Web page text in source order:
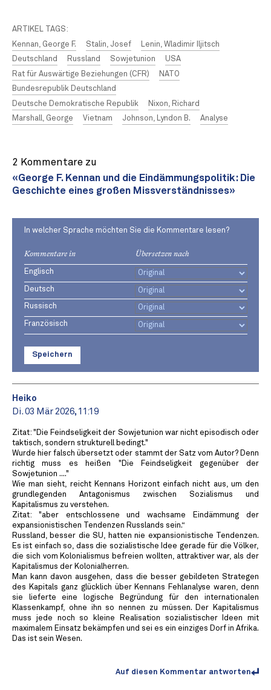
ARTIKEL TAGS:
Kennan, George F.
Stalin, Josef
Lenin, Wladimir Iljitsch
Deutschland
Russland Sowjetunion
USA
Rat für Auswärtige Beziehungen (CFR)
NATO
Bundesrepublik Deutschland
Deutsche Demokratische Republik
Nixon, Richard
Marshall, George
Vietnam Johnson, Lyndon B. Analyse
2 Kommentare zu
«George F. Kennan und die Eindämmungspolitik: Die
Geschichte eines großen Missverständnisses»
In welcher Sprache möchten Sie die Kommentare lesen?
Kommentare in Übersetzen nach
Englisch
Deutsch
Russisch
Französisch
Speichern
Heiko
Di. 03 Mär 2026, 11:19
Zitat: "Die Feindseligkeit der Sowjetunion war nicht episodisch oder
taktisch, sondern strukturell bedingt."
Wurde hier falsch übersetzt oder stammt der Satz vom Autor? Denn
richtig muss es heißen "Die Feindseligkeit gegenüber der
Sowjetunion ...."
Wie man sieht, reicht Kennans Horizont einfach nicht aus, um den
grundlegenden Antagonismus zwischen Sozialismus und
Kapitalismus zu verstehen.
Zitat: "aber entschlossene und wachsame Eindämmung der
expansionistischen Tendenzen Russlands sein.“
Russland, besser die SU, hatten nie expansionistische Tendenzen.
Es ist einfach so, dass die sozialistische Idee gerade für die Völker,
die sich vom Kolonialismus befreien wollten, attraktiver war, als der
Kapitalismus der Kolonialherren.
Man kann davon ausgehen, dass die besser gebildeten Strategen
des Kapitals ganz glücklich über Kennans Fehlanalyse waren, denn
sie lieferte eine logische Begründung für den internationalen
Klassenkampf, ohne ihn so nennen zu müssen. Der Kapitalismus
muss jede noch so kleine Realisation sozialistischer Ideen mit
maximalem Einsatz bekämpfen und sei es ein einziges Dorf in Afrika.
Das ist sein Wesen.
Auf diesen Kommentar antworten